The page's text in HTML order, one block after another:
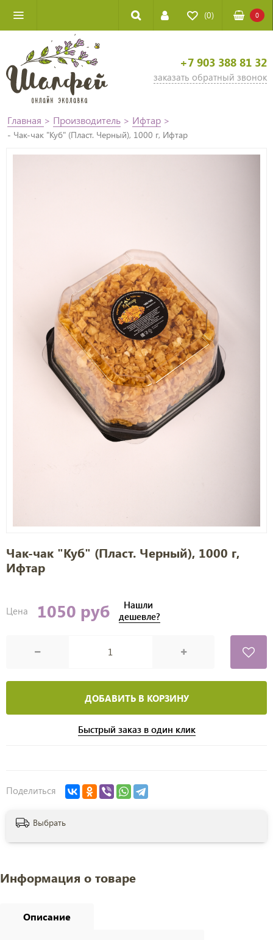
(0) 0
+7 903 388 81 32
заказать обратный звонок
Главная > Производитель > Ифтар >
- Чак-чак "Куб" (Пласт. Черный), 1000 г, Ифтар
Чак-чак "Куб" (Пласт. Черный), 1000 г,
Ифтар
Цена 1050 руб
Нашли
дешевле?
ДОБАВИТЬ В КОРЗИНУ
Быстрый заказ в один клик
Поделиться
Выбрать
Информация о товаре
Описание